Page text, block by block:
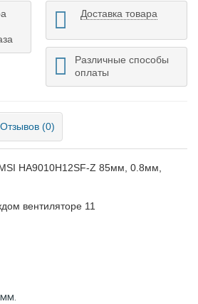
Доставка товара
Различные способы
оплаты
Отзывов (0)
HA9010H12SF-Z 85мм, 0.8мм,
вентиляторе 11